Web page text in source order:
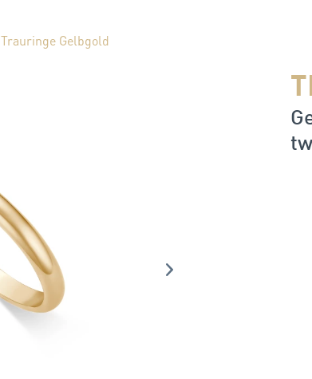
Trauringe Gelbgold